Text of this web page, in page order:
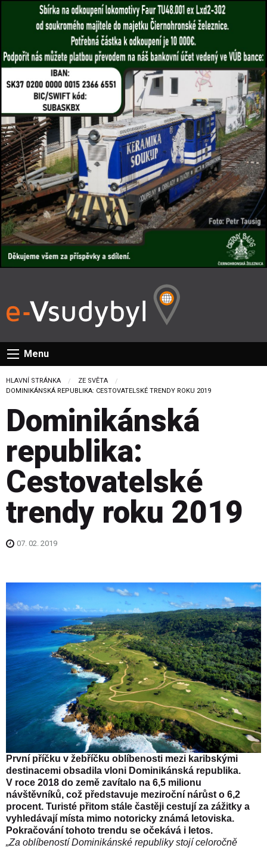
Menu
HLAVNÍ STRÁNKA
ZE SVĚTA
CURRENT:
DOMINIKÁNSKÁ REPUBLIKA: CESTOVATELSKÉ TRENDY ROKU 2019
Dominikánská
republika:
Cestovatelské
trendy roku 2019
07. 02. 2019
První příčku v žebříčku oblíbenosti mezi karibskými
destinacemi obsadila vloni Dominikánská republika.
V roce 2018 do země zavítalo na 6,5 milionu
návštěvníků, což představuje meziroční nárůst o 6,2
procent. Turisté přitom stále častěji cestují za zážitky a
vyhledávají místa mimo notoricky známá letoviska.
Pokračování tohoto trendu se očekává i letos.
„Za oblíbeností Dominikánské republiky stojí celoročně